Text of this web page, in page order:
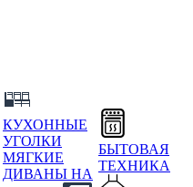
КУХОННЫЕ
УГОЛКИ
МЯГКИЕ
ДИВАНЫ НА
БЫТОВАЯ
ТЕХНИКА